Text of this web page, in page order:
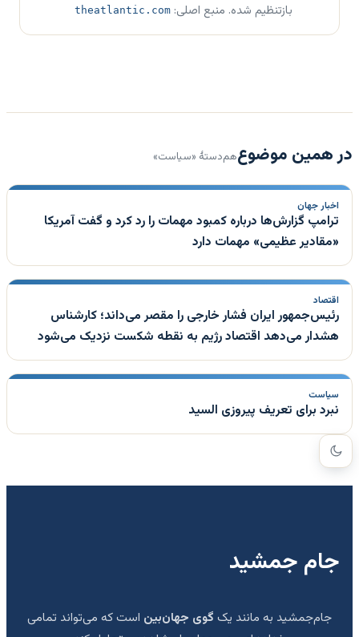
بازتنظیم شده. منبع اصلی: theatlantic.com
در همین موضوعهم‌دستهٔ «سیاست»
اخبار جهان
ترامپ گزارش‌ها درباره کمبود مهمات را رد کرد و گفت آمریکا
«مقادیر عظیمی» مهمات دارد
اقتصاد
رئیس‌جمهور ایران فشار خارجی را مقصر می‌داند؛ کارشناس
هشدار می‌دهد اقتصاد رژیم به نقطه شکست نزدیک می‌شود
سیاست
نبرد برای تعریف پیروزی السید
جام جمشید
جام‌جمشید به مانند یک گوی جهان‌بین است که می‌تواند تمامی